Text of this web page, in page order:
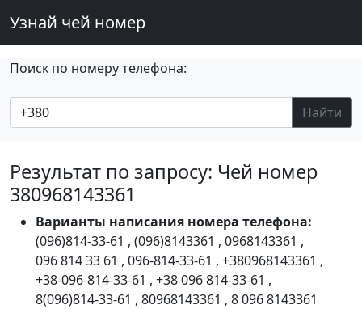
Узнай чей номер
Поиск по номеру телефона:
Найти
Результат по запросу: Чей номер
380968143361
Варианты написания номера телефона:
(096)814-33-61 , (096)8143361 , 0968143361 ,
096 814 33 61 , 096-814-33-61 , +380968143361 ,
+38-096-814-33-61 , +38 096 814-33-61 ,
8(096)814-33-61 , 80968143361 , 8 096 8143361